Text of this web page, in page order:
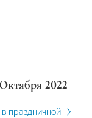
2022
праздничной